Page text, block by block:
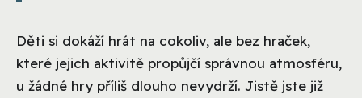
Děti si dokáží hrát na cokoliv, ale bez hraček,
které jejich aktivitě propůjčí správnou atmosféru,
u žádné hry příliš dlouho nevydrží. Jistě jste již